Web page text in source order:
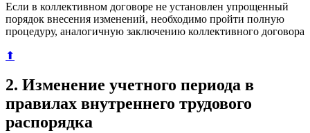
Если в коллективном договоре не установлен упрощенный
порядок внесения изменений, необходимо пройти полную
процедуру, аналогичную заключению коллективного договора
⬆
2. Изменение учетного периода в
правилах внутреннего трудового
распорядка